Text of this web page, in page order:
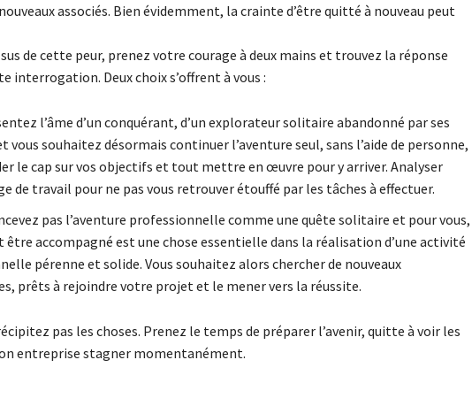
associés. Bien évidemment, la crainte d’être quitté à nouveau peut
de cette peur, prenez votre courage à deux mains et trouvez la réponse
interrogation. Deux choix s’offrent à vous :
l’âme d’un conquérant, d’un explorateur solitaire abandonné par ses
vous souhaitez désormais continuer l’aventure seul, sans l’aide de personne,
le cap sur vos objectifs et tout mettre en œuvre pour y arriver. Analyser
de travail pour ne pas vous retrouver étouffé par les tâches à effectuer.
pas l’aventure professionnelle comme une quête solitaire et pour vous,
être accompagné est une chose essentielle dans la réalisation d’une activité
pérenne et solide. Vous souhaitez alors chercher de nouveaux
prêts à rejoindre votre projet et le mener vers la réussite.
pas les choses. Prenez le temps de préparer l’avenir, quitte à voir les
entreprise stagner momentanément.